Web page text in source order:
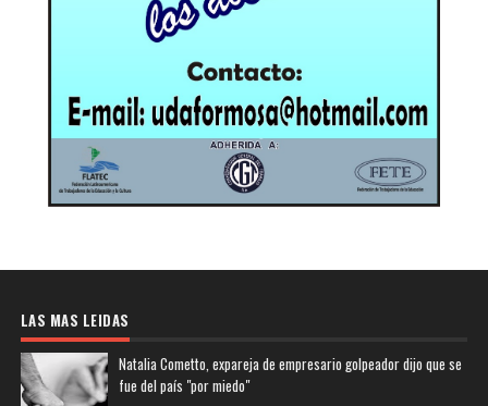
LAS MAS LEIDAS
Natalia Cometto, expareja de empresario golpeador dijo que se
fue del país "por miedo"